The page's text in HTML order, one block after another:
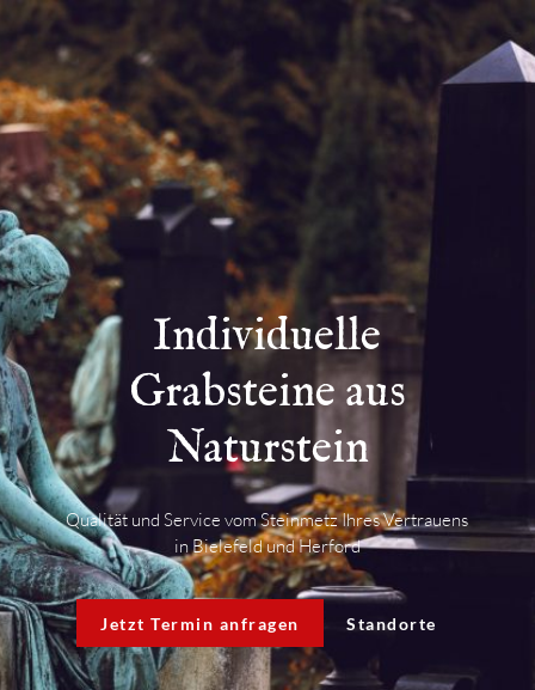
Individuelle
Grabsteine aus
Naturstein
Qualität und Service vom Steinmetz Ihres Vertrauens
in Bielefeld und Herford
Jetzt Termin anfragen Standorte